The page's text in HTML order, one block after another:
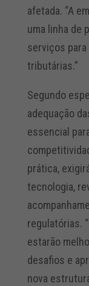
afetada. “A
uma linha de
serviços
tributárias.”
Segundo
adequação
essencial
prática,
tecnologia,
regulatórias.
estarão
desafios e
nova